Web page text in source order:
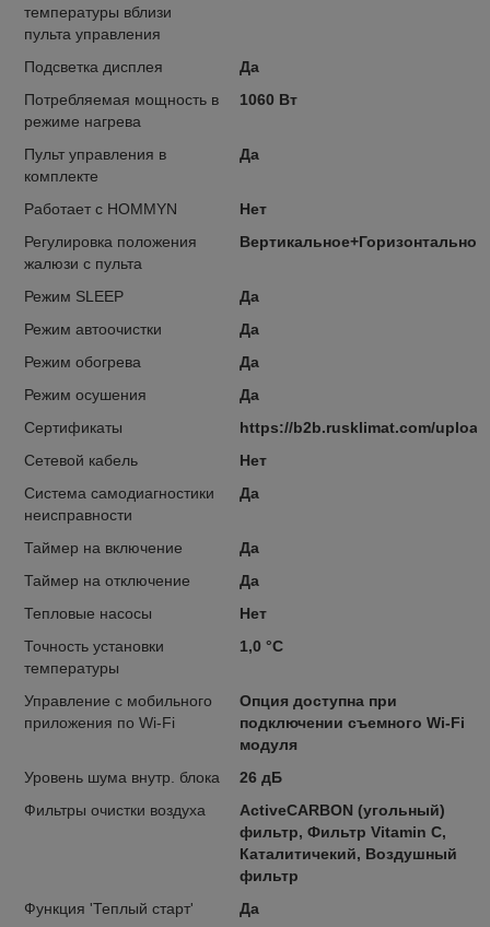
температуры вблизи
пульта управления
Подсветка дисплея
Да
Потребляемая мощность в
режиме нагрева
1060 Вт
Пульт управления в
комплекте
Да
Работает с HOMMYN
Нет
Регулировка положения
жалюзи с пульта
Вертикальное+Горизонтальное
Режим SLEEP
Да
Режим автоочистки
Да
Режим обогрева
Да
Режим осушения
Да
Сертификаты
https://b2b.rusklimat.com/
Сетевой кабель
Нет
Система самодиагностики
неисправности
Да
Таймер на включение
Да
Таймер на отключение
Да
Тепловые насосы
Нет
Точность установки
температуры
1,0 °С
Управление c мобильного
приложения по Wi-Fi
Опция доступна при
подключении съемного Wi-Fi
модуля
Уровень шума внутр. блока
26 дБ
Фильтры очистки воздуха
ActiveCARBON (угольный)
фильтр, Фильтр Vitamin C,
Каталитичекий, Воздушный
фильтр
Функция 'Теплый старт'
Да